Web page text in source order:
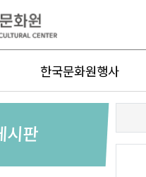
한국문화원행사
시판